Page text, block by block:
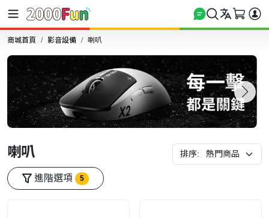
商城首頁 影音設備 喇叭
喇叭 排序:
進階選項 5